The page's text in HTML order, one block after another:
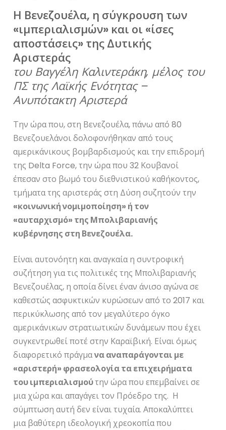
Η Βενεζουέλα, η σύγκρουση των
«ιμπεριαλισμών» και οι «ίσες
αποστάσεις» της Δυτικής
Αριστεράς
του Βαγγέλη Καλιντεράκη, μέλος του
ΠΣ της Λαϊκής Ενότητας –
Ανυπότακτη Αριστερά
Την ώρα που, στη Βενεζουέλα, πάνω από 80
Βενεζουελάνοι δολοφονήθηκαν από τους
αμερικάνικους βομβαρδισμούς και την επιδρομή
της Delta Force, την ώρα που 32 Κουβανοί
έπεσαν στο βωμό του διεθνιστικού καθήκοντος,
τμήματα της αριστεράς στη Δύση συζητούν την
«κοινωνική νομιμοποίηση» ή τον
«αυταρχισμό» της Μπολιβαριανής
κυβέρνησης στη Βενεζουέλα.
Είναι αυτονόητη και αναγκαία η συντροφική
συζήτηση για τις πολιτικές της Μπολιβαριανής
Βενεζουέλας, η οποία δίνει έναν άνισο αγώνα σε
καθεστώς ασφυκτικών κυρώσεων από το 2017 και
περικύκλωσης από τον μεγαλύτερο όγκο
αμερικάνικων στρατιωτικών δυνάμεων που έχει
συγκεντρωθεί ποτέ στην Καραϊβική. Είναι όμως
διαφορετικό πράγμανα αναπαράγονται με
«αριστερή» φρασεολογία τα επιχειρήματα
του ιμπεριαλισμούτην ώρα που επεμβαίνει σε
μια χώρα και απαγάγει τον Πρόεδρο της. Η
σύμπτωση αυτή δεν είναι τυχαία. Αποκαλύπτει
μια βαθύτερη ιδεολογική χρεοκοπία που